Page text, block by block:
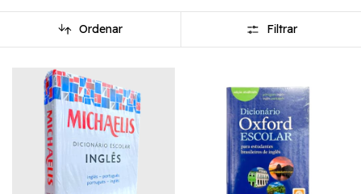
Ordenar Filtrar